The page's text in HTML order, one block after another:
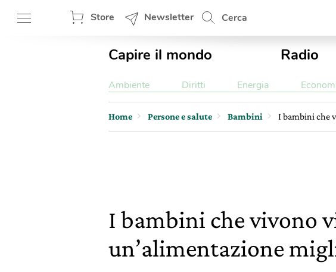
Store Newsletter Cerca
Capire il mondo Radio
Ambiente Diritti Energia
Home Persone e salute Bambini I bambini che
I bambini che vivono
un’alimentazione